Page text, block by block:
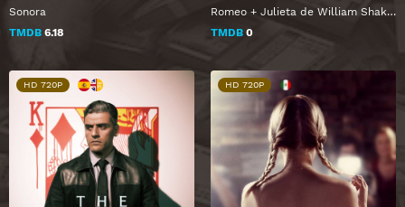
Sonora
TMDB 6.18
Romeo + Julieta de William Shakespeare
TMDB 0
HD 720P HD 720P